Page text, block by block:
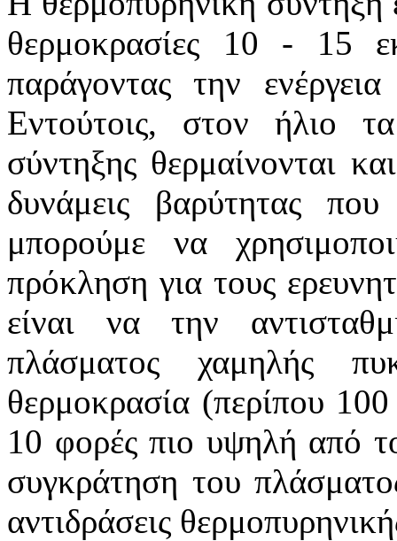
θερμοκρασίες 10 - 15
παράγοντας την
Εντούτοις, στον ήλιο
σύντηξης θερμαίνονται
δυνάμεις βαρύτητας
μπορούμε να
πρόκληση για τους
είναι να την
πλάσματος χαμηλής
θερμοκρασία (περίπου
10 φορές πιο υψηλή από
συγκράτηση του
αντιδράσεις